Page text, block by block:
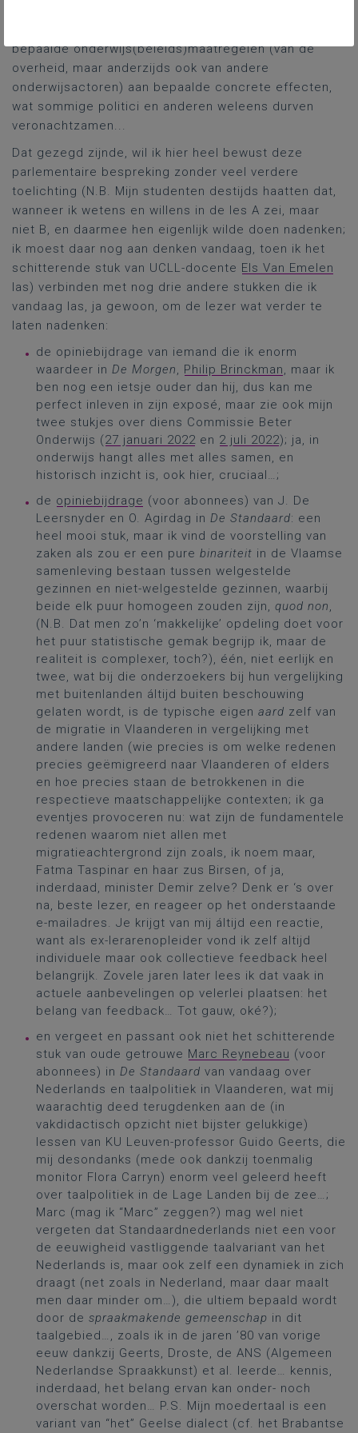
bepaalde onderwijs(beleids)maatregelen (van de
overheid, maar anderzijds ook van andere
onderwijsactoren) aan bepaalde concrete effecten,
wat sommige politici en anderen weleens durven
veronachtzamen...
Dat gezegd zijnde, wil ik hier heel bewust deze
parlementaire bespreking zonder veel verdere
toelichting (N.B. Mijn studenten destijds haatten dat,
wanneer ik wetens en willens in de les A zei, maar
niet B, en daarmee hen eigenlijk wilde doen nadenken;
ik moest daar nog aan denken vandaag, toen ik het
schitterende stuk van UCLL-docente Els Van Emelen
las) verbinden met nog drie andere stukken die ik
vandaag las, ja gewoon, om de lezer wat verder te
laten nadenken:
de opiniebijdrage van iemand die ik enorm
waardeer in De Morgen, Philip Brinckman, maar ik
ben nog een ietsje ouder dan hij, dus kan me
perfect inleven in zijn exposé, maar zie ook mijn
twee stukjes over diens Commissie Beter
Onderwijs (27 januari 2022 en 2 juli 2022); ja, in
onderwijs hangt alles met alles samen, en
historisch inzicht is, ook hier, cruciaal…;
de opiniebijdrage (voor abonnees) van J. De
Leersnyder en O. Agirdag in De Standaard: een
heel mooi stuk, maar ik vind de voorstelling van
zaken als zou er een pure binariteit in de Vlaamse
samenleving bestaan tussen welgestelde
gezinnen en niet-welgestelde gezinnen, waarbij
beide elk puur homogeen zouden zijn, quod non,
(N.B. Dat men zo’n ‘makkelijke’ opdeling doet voor
het puur statistische gemak begrijp ik, maar de
realiteit is complexer, toch?), één, niet eerlijk en
twee, wat bij die onderzoekers bij hun vergelijking
met buitenlanden áltijd buiten beschouwing
gelaten wordt, is de typische eigen aard zelf van
de migratie in Vlaanderen in vergelijking met
andere landen (wie precies is om welke redenen
precies geëmigreerd naar Vlaanderen of elders
en hoe precies staan de betrokkenen in die
respectieve maatschappelijke contexten; ik ga
eventjes provoceren nu: wat zijn de fundamentele
redenen waarom niet allen met
migratieachtergrond zijn zoals, ik noem maar,
Fatma Taspinar en haar zus Birsen, of ja,
inderdaad, minister Demir zelve? Denk er ‘s over
na, beste lezer, en reageer op het onderstaande
e-mailadres. Je krijgt van mij áltijd een reactie,
want als ex-lerarenopleider vond ik zelf altijd
individuele maar ook collectieve feedback heel
belangrijk. Zovele jaren later lees ik dat vaak in
actuele aanbevelingen op velerlei plaatsen: het
belang van feedback… Tot gauw, oké?);
en vergeet en passant ook niet het schitterende
stuk van oude getrouwe Marc Reynebeau (voor
abonnees) in De Standaard van vandaag over
Nederlands en taalpolitiek in Vlaanderen, wat mij
waarachtig deed terugdenken aan de (in
vakdidactisch opzicht niet bijster gelukkige)
lessen van KU Leuven-professor Guido Geerts, die
mij desondanks (mede ook dankzij toenmalig
monitor Flora Carryn) enorm veel geleerd heeft
over taalpolitiek in de Lage Landen bij de zee…;
Marc (mag ik “Marc” zeggen?) mag wel niet
vergeten dat Standaardnederlands niet een voor
de eeuwigheid vastliggende taalvariant van het
Nederlands is, maar ook zelf een dynamiek in zich
draagt (net zoals in Nederland, maar daar maalt
men daar minder om…), die ultiem bepaald wordt
door de spraakmakende gemeenschap in dit
taalgebied…, zoals ik in de jaren ’80 van vorige
eeuw dankzij Geerts, Droste, de ANS (Algemeen
Nederlandse Spraakkunst) et al. leerde… kennis,
inderdaad, het belang ervan kan onder- noch
overschat worden… P.S. Mijn moedertaal is een
variant van “het” Geelse dialect (cf. het Brabantse